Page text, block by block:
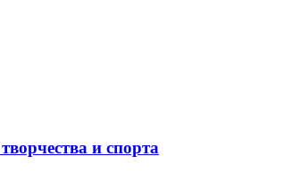
и спорта